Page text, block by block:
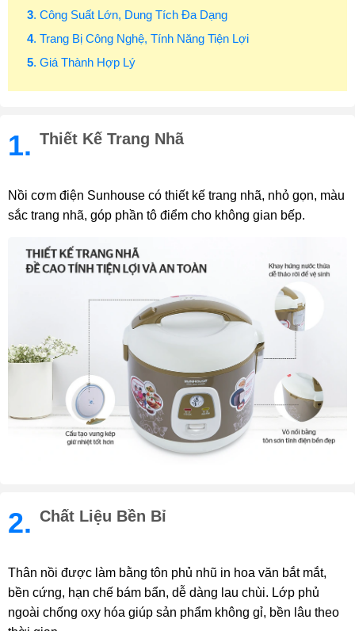
3. Công Suất Lớn, Dung Tích Đa Dạng
4. Trang Bị Công Nghệ, Tính Năng Tiện Lợi
5. Giá Thành Hợp Lý
1. Thiết Kế Trang Nhã
Nồi cơm điện Sunhouse có thiết kế trang nhã, nhỏ gọn, màu
sắc trang nhã, góp phần tô điểm cho không gian bếp.
2. Chất Liệu Bền Bỉ
Thân nồi được làm bằng tôn phủ nhũ in hoa văn bắt mắt,
bền cứng, hạn chế bám bẩn, dễ dàng lau chùi. Lớp phủ
ngoài chống oxy hóa giúp sản phẩm không gỉ, bền lâu theo